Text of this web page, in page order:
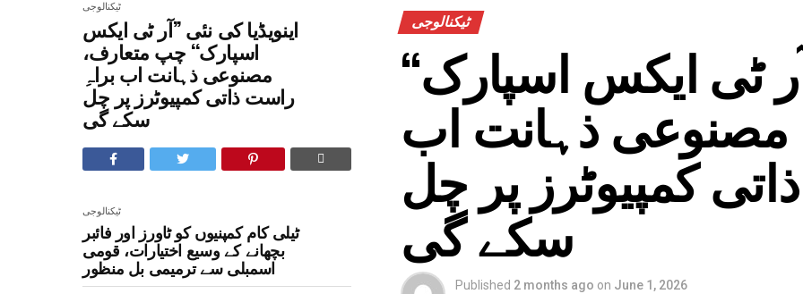
ٹیکنالوجی
اینویڈیا کی نئی ’’آر ٹی ایکس
اسپارک‘‘ چپ متعارف،
مصنوعی ذہانت اب براہِ
راست ذاتی کمپیوٹرز پر چل
سکے گی
ٹیکنالوجی
ٹیلی کام کمپنیوں کو ٹاورز اور فائبر
بچھانے کے وسیع اختیارات، قومی
اسمبلی سے ترمیمی بل منظور
ٹیکنالوجی
ٹی ایکس اسپارک‘‘
ذہانت اب
کمپیوٹرز پر چل
سکے گی
Published 2 months ago on June 1, 2026